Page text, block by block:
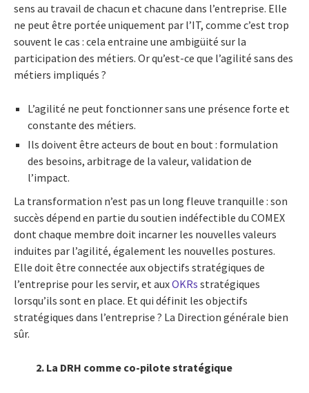
sens au travail de chacun et chacune dans l’entreprise. Elle
ne peut être portée uniquement par l’IT, comme c’est trop
souvent le cas : cela entraine une ambigüité sur la
participation des métiers. Or qu’est-ce que l’agilité sans des
métiers impliqués ?
L’agilité ne peut fonctionner sans une présence forte et
constante des métiers.
Ils doivent être acteurs de bout en bout : formulation
des besoins, arbitrage de la valeur, validation de
l’impact.
La transformation n’est pas un long fleuve tranquille : son
succès dépend en partie du soutien indéfectible du COMEX
dont chaque membre doit incarner les nouvelles valeurs
induites par l’agilité, également les nouvelles postures.
Elle doit être connectée aux objectifs stratégiques de
l’entreprise pour les servir, et auxOKRs stratégiques
lorsqu’ils sont en place. Et qui définit les objectifs
stratégiques dans l’entreprise ? La Direction générale bien
sûr.
2. La DRH comme co-pilote stratégique